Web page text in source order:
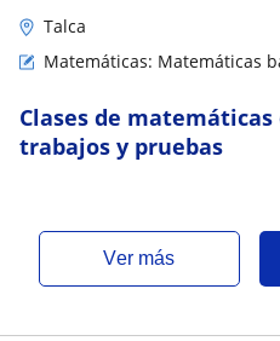
Talca
Matemáticas: Matemáticas
Clases de
trabajos y pruebas
ver más